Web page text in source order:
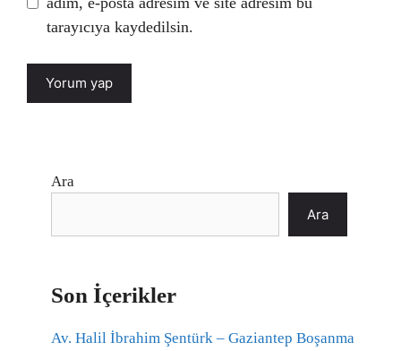
tarayıcıya kaydedilsin.
Ara
Ara
Son İçerikler
Av. Halil İbrahim Şentürk – Gaziantep Boşanma